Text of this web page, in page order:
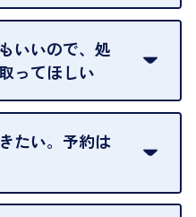
す。
め、翌日には査定額が変
いいので、処
ってほしい
によってはお断りすること
さい。
たい。予約は
在はご来店の予約は承って